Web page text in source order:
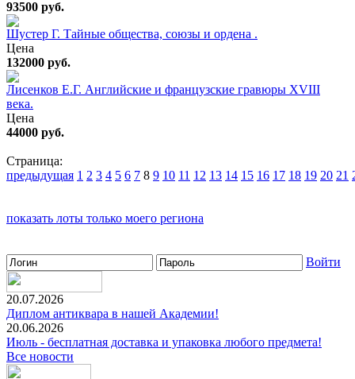
93500 руб.
Шустер Г. Тайные общества, союзы и ордена .
Цена
132000 руб.
Лисенков Е.Г. Английские и французские гравюры XVIII
века.
Цена
44000 руб.
Страница:
предыдущая 1 2 3 4 5 6 7 8 9 10 11 12 13 14 15 16 17 18 19 20 21
показать лоты только моего региона
Войти
20.07.2026
Диплом антиквара в нашей Академии!
20.06.2026
Июль - бесплатная доставка и упаковка любого предмета!
Все новости